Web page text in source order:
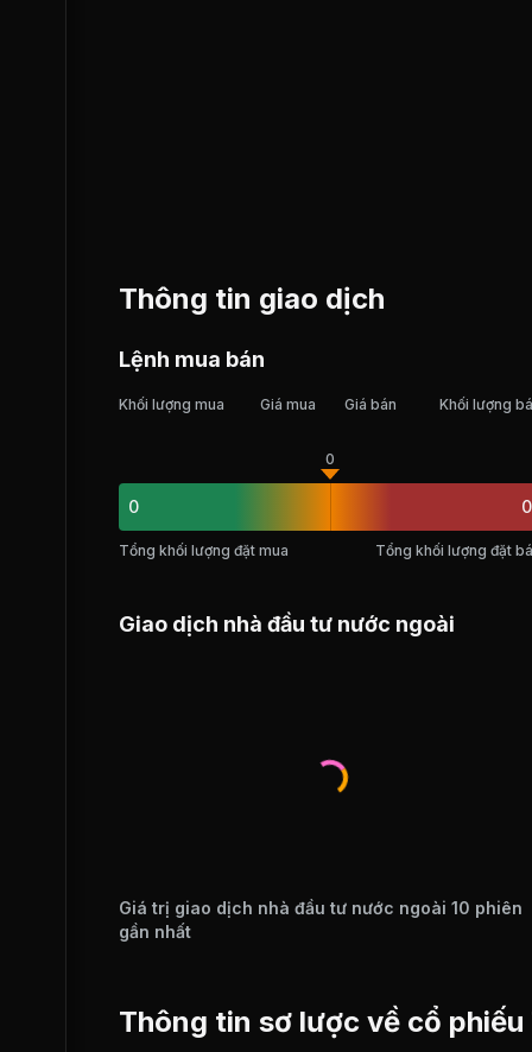
Thông tin giao dịch
Lệnh mua bán
Khối lượng mua Giá mua Giá bán Khối lượng
0
0
0
Tổng khối lượng đặt mua Tổng khối lượng đặt
Giao dịch nhà đầu tư nước ngoài
Giá trị giao dịch nhà đầu tư nước ngoài 10 phiên
gần nhất
Thông tin sơ lược về cổ phiếu